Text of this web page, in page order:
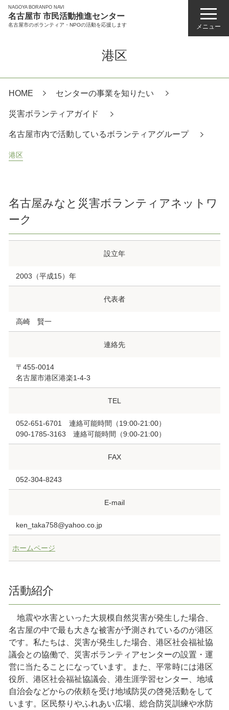
NAGOYA BORANPO NAVI
名古屋市 市民活動推進センター
名古屋市のボランティア・NPOの活動を応援します メニュー
港区
HOME センターの事業を知りたい
災害ボランティアガイド
名古屋市内で活動しているボランティアグループ
港区
名古屋みなと災害ボランティアネットワ
ーク
設立年
2003（平成15）年
代表者
高崎 賢一
連絡先
〒455-0014
名古屋市港区港楽1-4-3
TEL
052-651-6701 連絡可能時間（19:00-21:00）
090-1785-3163 連絡可能時間（9:00-21:00）
FAX
052-304-8243
E-mail
ken_taka758@yahoo.co.jp
ホームページ
活動紹介
地震や水害といった大規模自然災害が発生した場合、
名古屋の中で最も大きな被害が予測されているのが港区
です。私たちは、災害が発生した場合、港区社会福祉協
議会との協働で、災害ボランティアセンターの設置・運
営に当たることになっています。また、平常時には港区
役所、港区社会福祉協議会、港生涯学習センター、地域
自治会などからの依頼を受け地域防災の啓発活動をして
います。区民祭りやふれあい広場、総合防災訓練や水防